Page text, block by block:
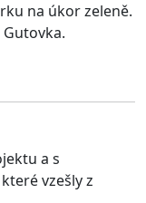
na úkor zeleně.
a s
vzešly z